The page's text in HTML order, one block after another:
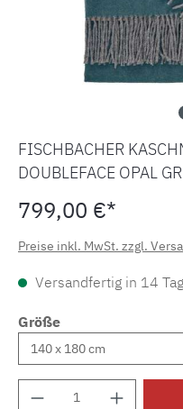
FISCHBACHER
DOUBLEFACE OPAL
799,00 €*
Preise inkl. MwSt. zzgl.
Versandfertig in 14
Größe
Produkt Anzahl: